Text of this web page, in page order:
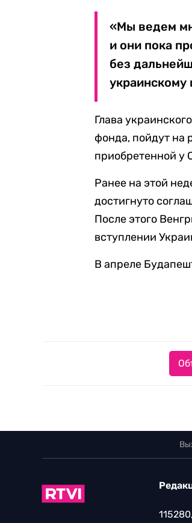
«Мы ведем
и они пока
без
Глава
фонда, пойдут на
приобретенной у
Ранее на этой
достигнуто
После этого
вступлении
В апреле